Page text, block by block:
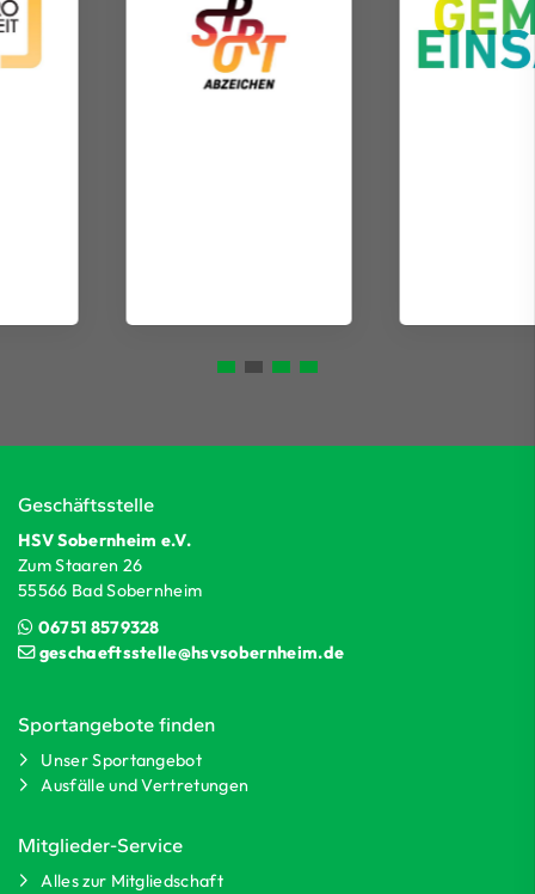
Geschäftsstelle
HSV Sobernheim e.V.
Zum Staaren 26
55566 Bad Sobernheim
06751 8579328
geschaeftsstelle@hsvsobernheim.de
Sportangebote finden
Unser Sportangebot
Ausfälle und Vertretungen
Mitglieder-Service
Alles zur Mitgliedschaft